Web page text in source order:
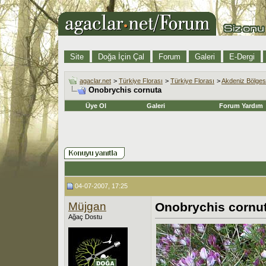
Site Doğa İçin Çal Forum Galeri E-Dergi
agaclar.net > Türkiye Florası > Türkiye Florası >Akdeniz
Onobrychis cornuta
Üye Ol Galeri Forum Yardım
04-07-2007, 17:25
Müjgan
Ağaç Dostu
Onobrychis